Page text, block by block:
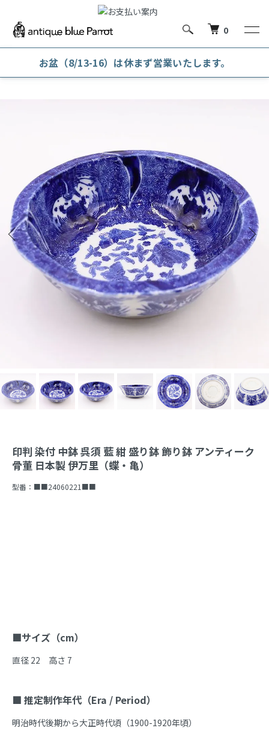
0
お盆（8/13-16）は休まず営業いたします。
和陶磁器 鉢
印判 染付 中鉢 呉須 藍 紺 盛り鉢 飾り鉢 アンティーク
骨董 日本製 伊万里（蝶・亀）
型番： ■■24060221■■
商品説明
■サイズ（cm）
直径 22　高さ 7
■ 推定制作年代（Era / Period）
明治時代後期から大正時代頃（1900-1920年頃）